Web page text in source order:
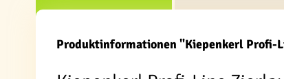
Produktinformationen "Kiepenkerl Profi-